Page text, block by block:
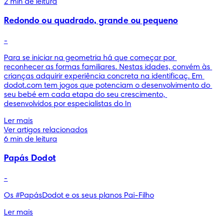
2 min de leitura
Redondo ou quadrado, grande ou pequeno
-
Para se iniciar na geometria há que começar por
reconhecer as formas familiares. Nestas idades, convém às
crianças adquirir experiência concreta na identificaç. Em
dodot.com tem jogos que potenciam o desenvolvimento do
seu bebé em cada etapa do seu crescimento,
desenvolvidos por especialistas do In
Ler mais
Ver artigos relacionados
6 min de leitura
Papás Dodot
-
Os #PapásDodot e os seus planos Pai-Filho
Ler mais